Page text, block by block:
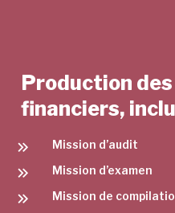
Production
financiers,
Mission d’audit
Mission d’examen
Mission de